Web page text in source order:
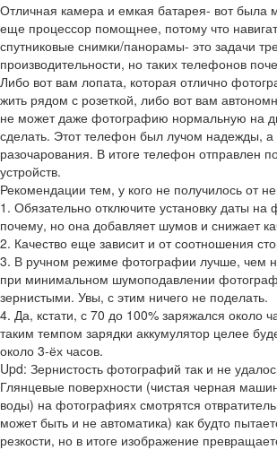
Отличная камера и емкая батарея- вот была
еще процессор помощнее, потому что
спутниковые снимки/панорамы- это задачи
производительности, но таких телефонов
Либо вот вам лопата, которая отлично
жить рядом с розеткой, либо вот вам
не может даже фотографию нормальную на
сделать. Этот телефон был лучом надежды, а
разочарования. В итоге телефон отправлен
устройств.
Рекомендации тем, у кого не получилось от
1. Обязательно отключите установку даты
почему, но она добавляет шумов и снижает
2. Качество еще зависит и от соотношения
3. В ручном режиме фотографии лучше, чем
при минимальном шумоподавлении
зернистыми. Увы, с этим ничего не поделать.
4. Да, кстати, с 70 до 100% заряжался около
таким темпом зарядки аккумулятор целее
около 3-ёх часов.
Upd: Зернистость фотографий так и не
Глянцевые поверхности (чистая черная
воды) на фотографиях смотрятся
может быть и не автоматика) как будто
резкости, но в итоге изображение